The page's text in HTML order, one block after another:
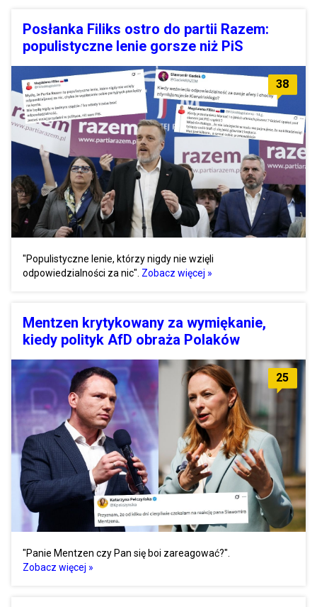
Posłanka Filiks ostro do partii Razem:
populistyczne lenie gorsze niż PiS
38
"Populistyczne lenie, którzy nigdy nie wzięli
odpowiedzialności za nic". Zobacz więcej »
Mentzen krytykowany za wymiękanie,
kiedy polityk AfD obraża Polaków
25
"Panie Mentzen czy Pan się boi zareagować?".
Zobacz więcej »